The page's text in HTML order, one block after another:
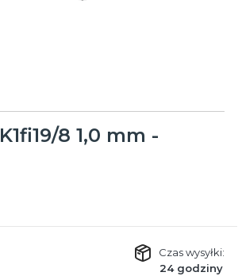
8 1,0 mm -
Czas wysyłki:
24 godziny